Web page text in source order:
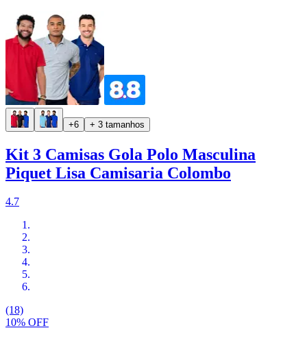
+6 + 3 tamanhos
Kit 3 Camisas Gola Polo Masculina
Piquet Lisa Camisaria Colombo
4.7
(18)
10% OFF